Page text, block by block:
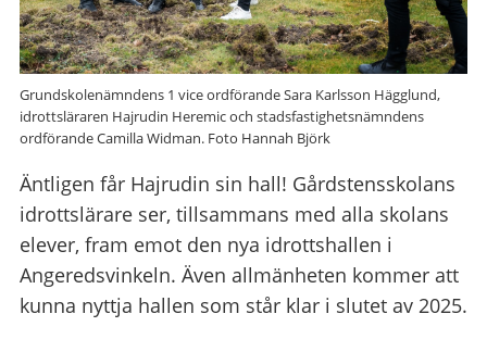
Grundskolenämndens 1 vice ordförande Sara Karlsson Hägglund,
idrottsläraren Hajrudin Heremic och stadsfastighetsnämndens
ordförande Camilla Widman. Foto Hannah Björk
Äntligen får Hajrudin sin hall! Gårdstensskolans
idrottslärare ser, tillsammans med alla skolans
elever, fram emot den nya idrottshallen i
Angeredsvinkeln. Även allmänheten kommer att
kunna nyttja hallen som står klar i slutet av 2025.